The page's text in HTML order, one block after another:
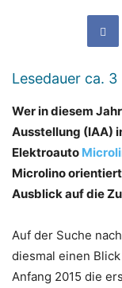
Lesedauer ca. 3
Wer in diesem
Ausstellung (IAA)
Elektroauto
Microlino
Ausblick auf die
Auf der Suche
diesmal einen
Anfang 2015 die